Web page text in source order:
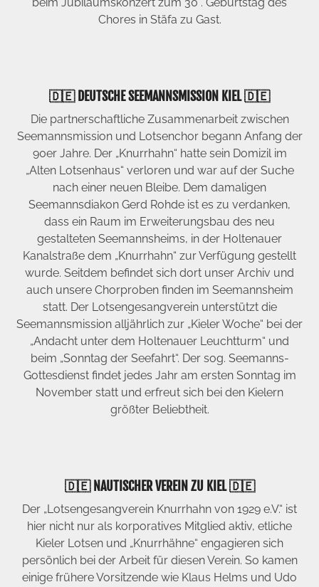
beim Jubiläumskonzert zum 30 . Geburtstag des
Chores in Stäfa zu Gast.
🇩🇪 DEUTSCHE SEEMANNSMISSION KIEL 🇩🇪
Die partnerschaftliche Zusammenarbeit zwischen
Seemannsmission und Lotsenchor begann Anfang der
90er Jahre. Der „Knurrhahn“ hatte sein Domizil im
„Alten Lotsenhaus“ verloren und war auf der Suche
nach einer neuen Bleibe. Dem damaligen
Seemannsdiakon Gerd Rohde ist es zu verdanken,
dass ein Raum im Erweiterungsbau des neu
gestalteten Seemannsheims, in der Holtenauer
Kanalstraße dem „Knurrhahn“ zur Verfügung gestellt
wurde. Seitdem befindet sich dort unser Archiv und
auch unsere Chorproben finden im Seemannsheim
statt. Der Lotsengesangverein unterstützt die
Seemannsmission alljährlich zur „Kieler Woche“ bei der
„Andacht unter dem Holtenauer Leuchtturm“ und
beim „Sonntag der Seefahrt“. Der sog. Seemanns-
Gottesdienst findet jedes Jahr am ersten Sonntag im
November statt und erfreut sich bei den Kielern
größter Beliebtheit.
🇩🇪 NAUTISCHER VEREIN ZU KIEL 🇩🇪
Der „Lotsengesangverein Knurrhahn von 1929 e.V.“ ist
hier nicht nur als korporatives Mitglied aktiv, etliche
Kieler Lotsen und „Knurrhähne“ engagieren sich
persönlich bei der Arbeit für diesen Verein. So kamen
einige frühere Vorsitzende wie Klaus Helms und Udo